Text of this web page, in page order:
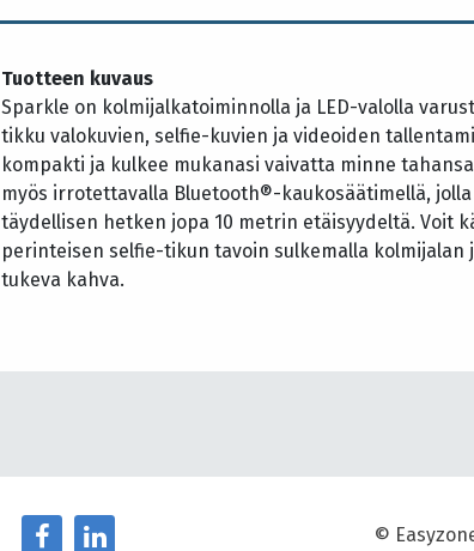
Tuotteen kuvaus
Sparkle on kolmijalkatoiminnolla ja LED-valolla
tikku valokuvien, selfie-kuvien ja videoiden
kompakti ja kulkee mukanasi vaivatta minne
myös irrotettavalla Bluetooth®-kaukosäätimellä,
täydellisen hetken jopa 10 metrin etäisyydeltä. Voit
perinteisen selfie-tikun tavoin sulkemalla kolmijalan
tukeva kahva.
©